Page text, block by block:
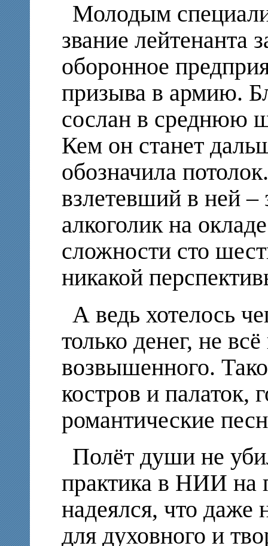
Молодым
звание лейтенанта
оборонное
призыва в армию.
сослан в среднюю
Кем он станет
обозначила
взлетевший в ней
алкоголик на
сложности сто
никакой
А ведь хотелось
только денег, не
возвышенного.
костров и палаток,
романтические
Полёт души не
практика в НИИ на
надеялся, что даже
для духовного и